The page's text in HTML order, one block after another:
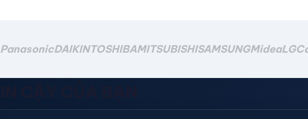
PanasonicDAIKINTOSHIBAMITSUBISHISAMSUNGMideaLG